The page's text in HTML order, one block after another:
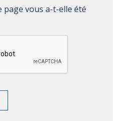
page vous a-t-elle été
vous a-t-elle été utile?